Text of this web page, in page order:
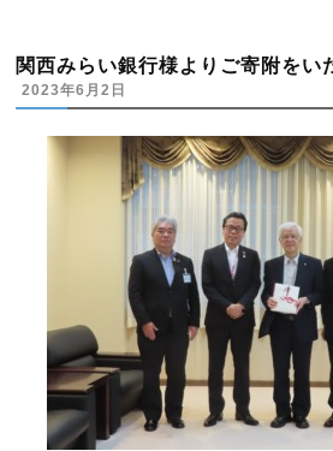
関西みらい銀行様よりご寄附をい
2023年6月2日